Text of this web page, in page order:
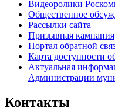
Видеоролики
Общественное
Рассылки сайта
Призывная кампания
Портал обратной
Карта доступности
Актуальная
Администрации
Контакты